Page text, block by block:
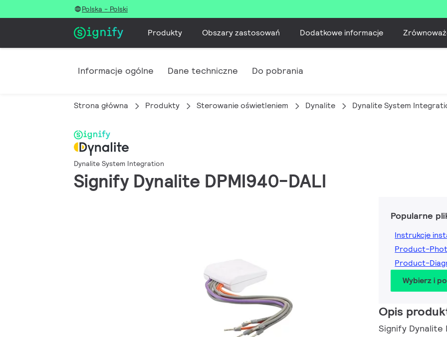
Polska - Polski
Produkty Obszary zastosowań Dodatkowe informacje
Informacje ogólne Dane techniczne Do pobrania
Strona główna Produkty Sterowanie oświetleniem Dynalite Dynalite System
Dynalite System Integration
Signify Dynalite DPMI940-DALI
Popularne
Instrukcje
Product-
Product-
Wybierz i
Opis
Signify Dynalite